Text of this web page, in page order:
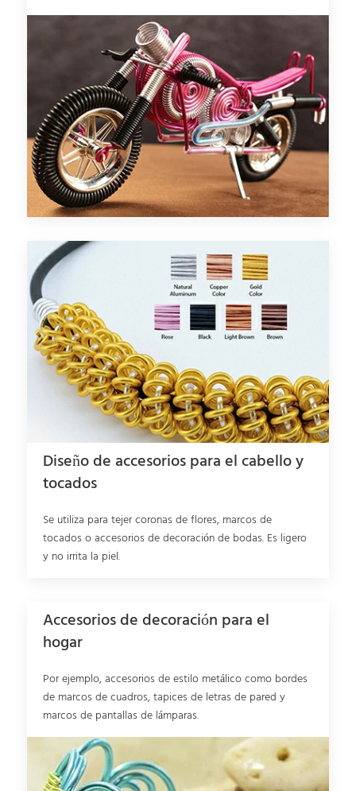
Diseño de accesorios para el cabello y
tocados
Se utiliza para tejer coronas de flores, marcos de
tocados o accesorios de decoración de bodas. Es ligero
y no irrita la piel.
Accesorios de decoración para el
hogar
Por ejemplo, accesorios de estilo metálico como bordes
de marcos de cuadros, tapices de letras de pared y
marcos de pantallas de lámparas.